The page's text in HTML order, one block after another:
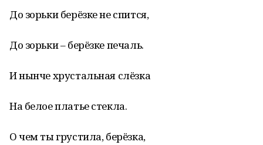
До зорьки берёзке не спится,
До зорьки – берёзке печаль.
И нынче хрустальная слёзка
На белое платье стекла.
О чем ты грустила, берёзка,